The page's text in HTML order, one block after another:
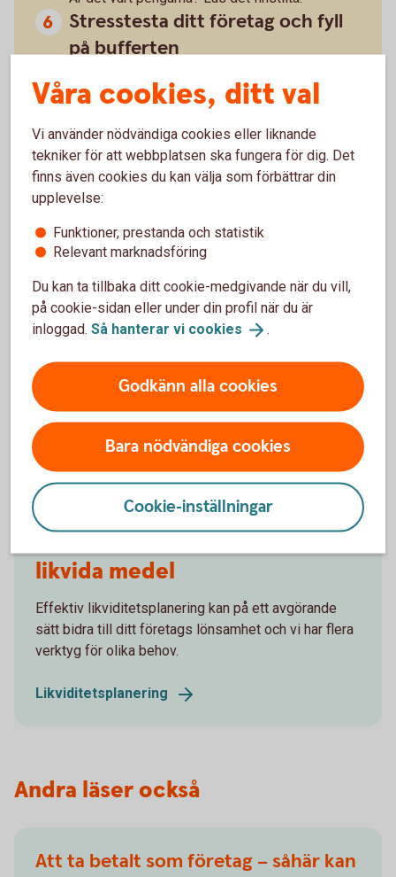
Stresstesta ditt företag och fyll
på bufferten
Håll koll på likviditeten och stresstesta ditt
företag regelbundet. Hur robust är företaget vid
största kund ställer in betalningarna? Bygg upp
ekonomiska reserver när du kan.
Jörgen Kennemar
Företagarekonom
Få kontroll över företagets
likvida medel
Effektiv likviditetsplanering kan på ett avgörande
sätt bidra till ditt företags lönsamhet och vi har flera
verktyg för olika behov.
Likviditetsplanering
Andra läser också
Att ta betalt som företag – såhär kan
Våra cookies, ditt val
Vi använder nödvändiga cookies eller liknande
tekniker för att webbplatsen ska fungera för dig. Det
finns även cookies du kan välja som förbättrar din
upplevelse:
Funktioner, prestanda och statistik
Relevant marknadsföring
Du kan ta tillbaka ditt cookie-medgivande när du vill,
på cookie-sidan eller under din profil när du är
inloggad. Så hanterar vi cookies .
Godkänn alla cookies
Bara nödvändiga cookies
Cookie-inställningar